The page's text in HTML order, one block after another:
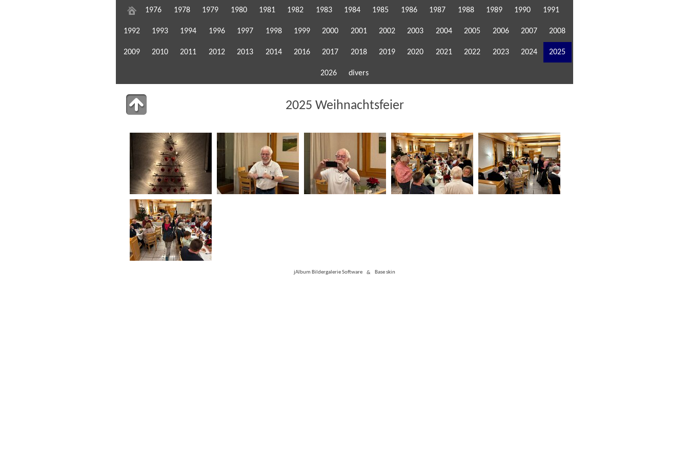
1976 1978 1979 1980 1981 1982 1983 1984 1985 1986 1987 1988 1989 1990 1991
1992 1993 1994 1996 1997 1998 1999 2000 2001 2002 2003 2004 2005 2006 2007 2008
2009 2010 2011 2012 2013 2014 2016 2017 2018 2019 2020 2021 2022 2023 2024 2025
2026 divers
2025 Weihnachtsfeier
jAlbum Bildergalerie Software & Base skin